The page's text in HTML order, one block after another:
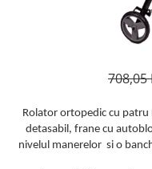
708,05
Rolator ortopedic cu
detasabil, frane cu
nivelul manerelor si o